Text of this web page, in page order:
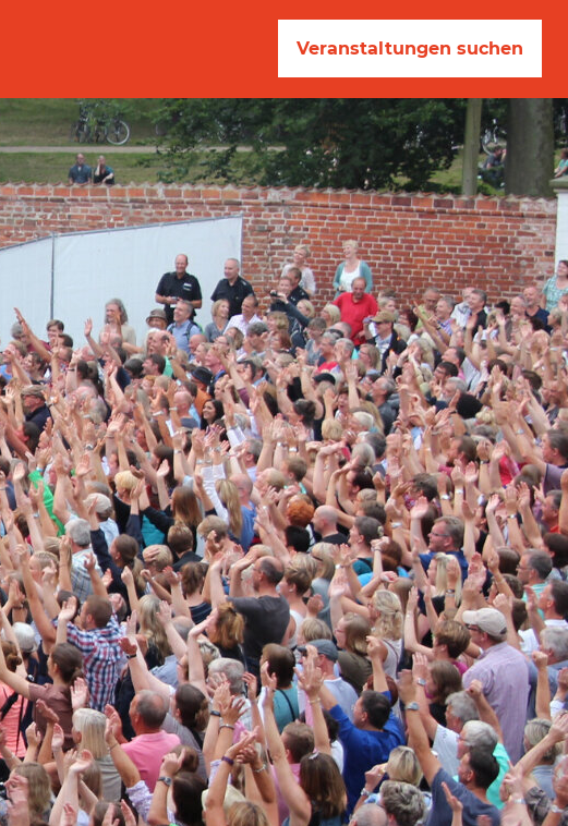
Veranstaltungen suchen